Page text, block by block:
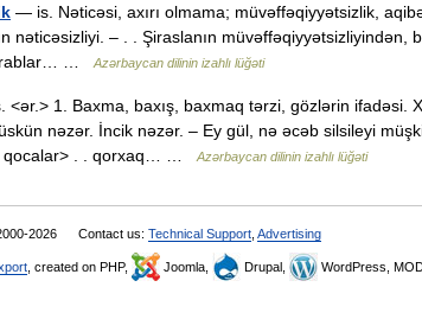
— is. Nəticəsi, axırı olmama; müvəffəqiyyətsizlik,
nəticəsizliyi. – . . Şiraslanın
…
Azərbaycan dilinin izahlı lüğəti
1. Baxma, baxış, baxmaq tərzi, gözlərin ifadəsi.
nəzər. İncik nəzər. – Ey gül, nə əcəb silsileyi
qocalar> . . qorxaq… …
Azərbaycan dilinin izahlı lüğəti
2026 Contact us: Technical Support Advertising
, created on PHP, Joomla, Drupal, WordPress,